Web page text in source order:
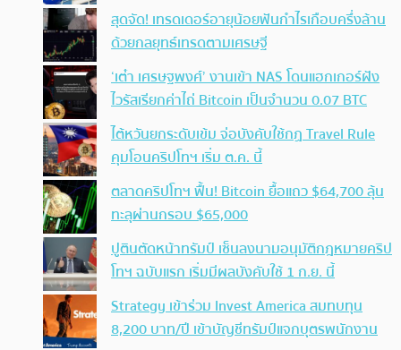
สุดจัด! เทรดเดอร์อายุน้อยฟันกำไรเกือบครึ่งล้าน
ด้วยกลยุทธ์เทรดตามเศรษฐี
‘เต๋า เศรษฐพงศ์’ งานเข้า NAS โดนแฮกเกอร์ฝัง
ไวรัสเรียกค่าไถ่ Bitcoin เป็นจำนวน 0.07 BTC
ไต้หวันยกระดับเข้ม จ่อบังคับใช้กฏ Travel Rule
คุมโอนคริปโทฯ เริ่ม ต.ค. นี้
ตลาดคริปโทฯ ฟื้น! Bitcoin ยื้อแถว $64,700 ลุ้น
ทะลุผ่านกรอบ $65,000
ปูตินตัดหน้าทรัมป์ เซ็นลงนามอนุมัติกฎหมายคริป
โทฯ ฉบับแรก เริ่มมีผลบังคับใช้ 1 ก.ย. นี้
Strategy เข้าร่วม Invest America สมทบทุน
8,200 บาท/ปี เข้าบัญชีทรัมป์แจกบุตรพนักงาน